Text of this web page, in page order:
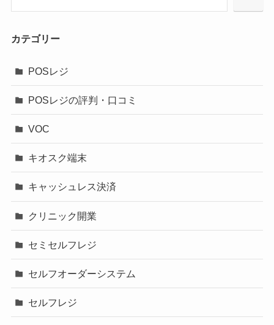
カテゴリー
POSレジ
POSレジの評判・口コミ
VOC
キオスク端末
キャッシュレス決済
クリニック開業
セミセルフレジ
セルフオーダーシステム
セルフレジ